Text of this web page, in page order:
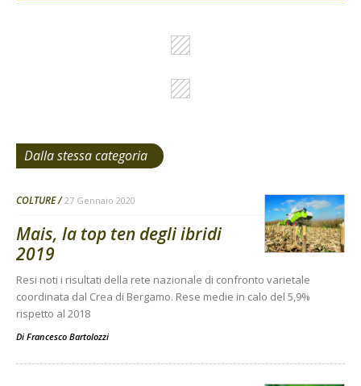
Dalla stessa categoria
COLTURE 27 Gennaio 2020
Mais, la top ten degli ibridi
2019
Resi noti i risultati della rete nazionale di confronto varietale
coordinata dal Crea di Bergamo. Rese medie in calo del 5,9%
rispetto al 2018
Di Francesco Bartolozzi